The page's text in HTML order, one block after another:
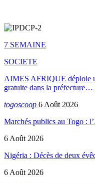
7 SEMAINE
SOCIETE
AIMES AFRIQUE déploie
gratuite dans la préfecture…
togoscoop 6 Août 2026
Marchés publics au Togo :
6 Août 2026
Nigéria : Décès de deux
6 Août 2026